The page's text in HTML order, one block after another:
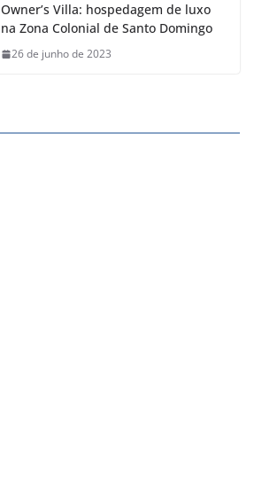
Owner’s Villa: hospedagem de luxo
na Zona Colonial de Santo Domingo
26 de junho de 2023